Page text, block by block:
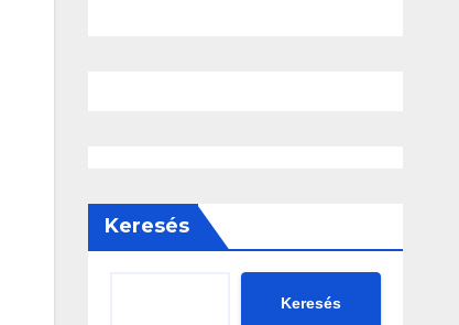
Keresés
Keresés